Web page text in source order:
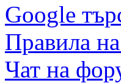
Google
Правила
Чат на